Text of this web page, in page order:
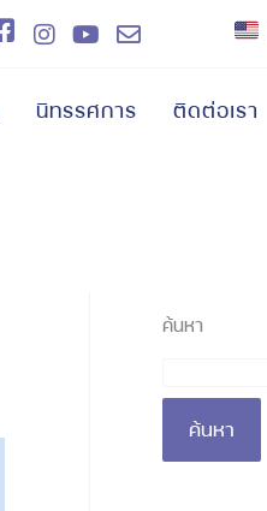
นิทรรศการ ติดต่อเรา
ค้นหา
ค้นหา